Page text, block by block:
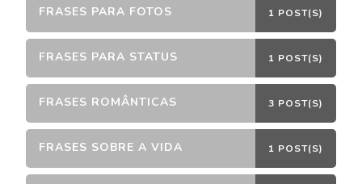
FRASES PARA FOTOS 1 POST(S)
FRASES PARA STATUS 1 POST(S)
FRASES ROMÂNTICAS 3 POST(S)
FRASES SOBRE A VIDA 1 POST(S)